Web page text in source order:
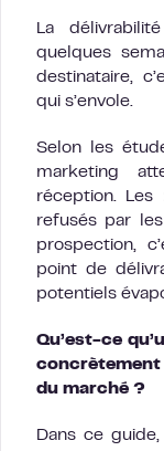
La
quelques
destinataire,
qui s’envole.
Selon les
marketing
réception.
refusés par
prospection,
point de
potentiels
Qu’est-ce
du marché ?
Dans ce